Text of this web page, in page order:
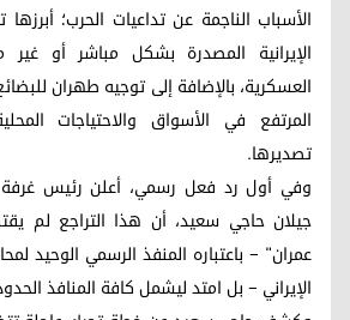
الأسباب الناجمة عن تداعيات الحرب؛
الإيرانية المصدرة بشكل مباشر أو غير
العسكرية، بالإضافة إلى توجيه طهران
المرتفع في الأسواق والاحتياجات
تصديرها.
وفي أول رد فعل رسمي، أعلن رئيس غرفة
جيلان حاجي سعيد، أن هذا التراجع لم
عمران" – باعتباره المنفذ الرسمي الوحيد
الإيراني – بل امتد ليشمل كافة المنافذ